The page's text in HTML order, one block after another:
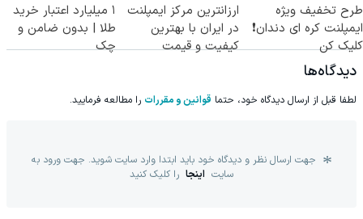
طرح تخفیف ویژه
ایمپلنت کره ای دندان❗
کلیک کن
ارزانترین مرکز ایمپلنت
در ایران با بهترین
کیفیت و قیمت
۱ میلیارد اعتبار خرید
طلا | بدون ضامن و
چک
دیدگاه‌ها
لطفا قبل از ارسال دیدگاه خود، حتما قوانین و مقررات را مطالعه فرمایید.
جهت ارسال نظر و دیدگاه خود باید ابتدا وارد سایت شوید. جهت ورود به
سایت اینجا را کلیک کنید